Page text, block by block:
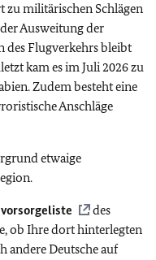
zu militärischen Schlägen
Ausweitung der
des Flugverkehrs bleibt
kam es im Juli 2026 zu
Zudem besteht eine
Anschläge
etwaige
des
ob Ihre dort hinterlegten
andere Deutsche auf